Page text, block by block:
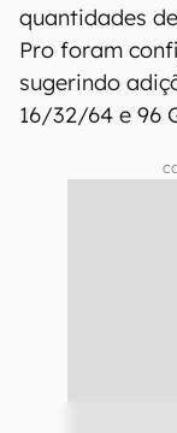
quantidades
Pro foram
sugerindo
16/32/64 e 96